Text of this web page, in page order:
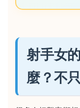
射手女
麼？不